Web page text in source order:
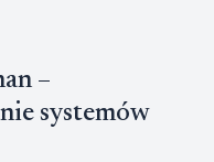
–
systemów